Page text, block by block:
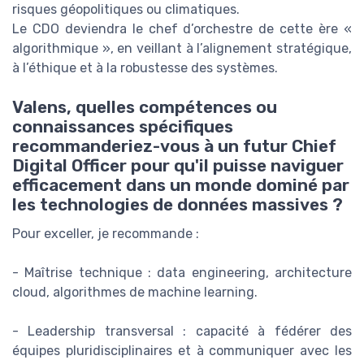
risques géopolitiques ou climatiques.
Le CDO deviendra le chef d’orchestre de cette ère «
algorithmique », en veillant à l’alignement stratégique,
à l’éthique et à la robustesse des systèmes.
Valens, quelles compétences ou
connaissances spécifiques
recommanderiez-vous à un futur Chief
Digital Officer pour qu'il puisse naviguer
efficacement dans un monde dominé par
les technologies de données massives ?
Pour exceller, je recommande :
- Maîtrise technique : data engineering, architecture
cloud, algorithmes de machine learning.
- Leadership transversal : capacité à fédérer des
équipes pluridisciplinaires et à communiquer avec les